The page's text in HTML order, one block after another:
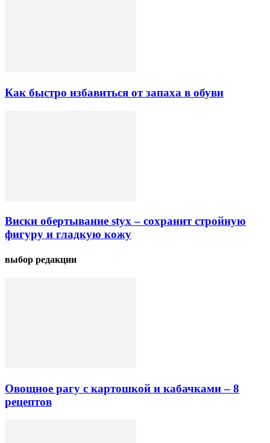
Как быстро избавиться от запаха в обуви
Виски обертывание styx – сохранит стройную
фигуру и гладкую кожу
выбор редакции
Овощное рагу с картошкой и кабачками – 8
рецептов